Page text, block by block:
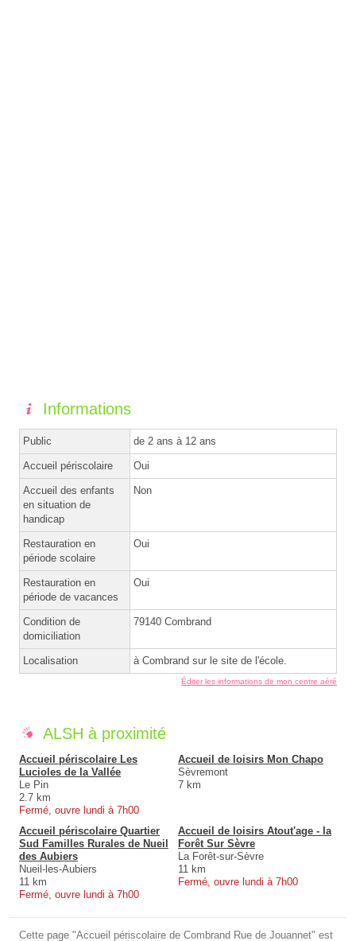
Informations
Public de 2 ans à 12 ans
Accueil périscolaire Oui
Accueil des enfants
en situation de
handicap
Non
Restauration en
période scolaire
Oui
Restauration en
période de vacances
Oui
Condition de
domiciliation
79140 Combrand
Localisation à Combrand sur le site de l'école.
Éditer les informations de mon centre aéré
ALSH à proximité
Accueil périscolaire Les
Lucioles de la Vallée
Le Pin
2.7 km
Fermé, ouvre lundi à 7h00
Accueil de loisirs Mon Chapo
Sèvremont
7 km
Accueil périscolaire Quartier
Sud Familles Rurales de Nueil
des Aubiers
Nueil-les-Aubiers
11 km
Fermé, ouvre lundi à 7h00
Accueil de loisirs Atout'age - la
Forêt Sur Sèvre
La Forêt-sur-Sèvre
11 km
Fermé, ouvre lundi à 7h00
Cette page "Accueil périscolaire de Combrand Rue de Jouannet" est